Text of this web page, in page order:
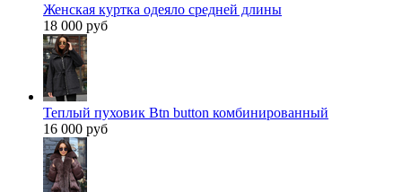
Женская куртка одеяло средней длины
18 000 руб
Теплый пуховик Btn button комбинированный
16 000 руб